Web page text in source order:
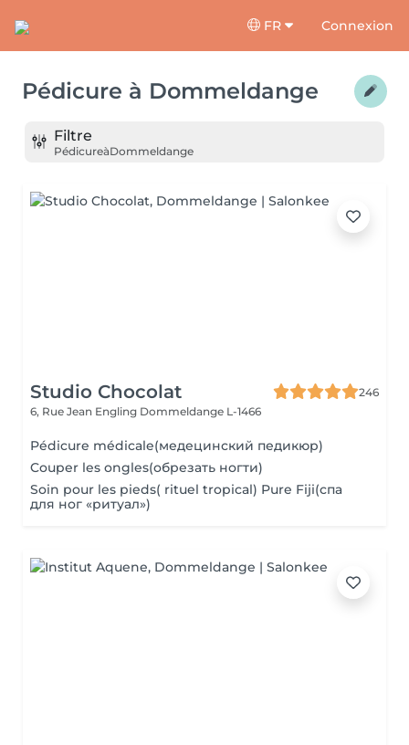
FR Connexion
Pédicure à Dommeldange
Filtre
PédicureàDommeldange
Studio Chocolat
246
6, Rue Jean Engling Dommeldange L-1466
Pédicure médicale(медецинский педикюр)
Couper les ongles(обрезать ногти)
Soin pour les pieds( rituel tropical) Pure Fiji(спа
для ног «ритуал»)